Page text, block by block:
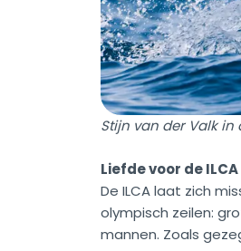
Stijn van der Valk in
Liefde voor de ILCA
De ILCA laat zich
olympisch zeilen:
mannen. Zoals